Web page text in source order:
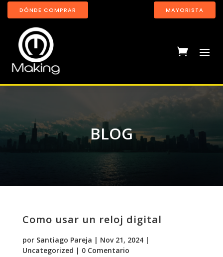
DÓNDE COMPRAR MAYORISTA
BLOG
Como usar un reloj digital
por Santiago Pareja | Nov 21, 2024|
Uncategorized | 0 Comentario